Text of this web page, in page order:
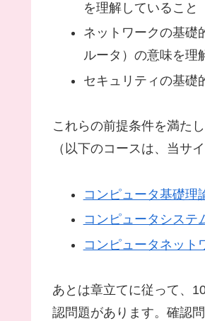
を理解していること
ネットワークの基礎
ルータ）の意味を理
セキュリティの基礎
これらの前提条件を満た
（以下のコースは、当サ
コンピュータ基礎理
コンピュータシステ
コンピュータネット
あとは章立てに従って、
認問題があります。確認